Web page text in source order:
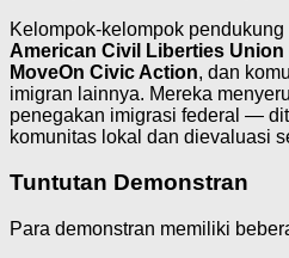
Kelompok-kelompok
American Civil Liberties Union
MoveOn Civic Action, dan
imigran lainnya. Mereka
penegakan imigrasi federal —
komunitas lokal dan dievaluasi
Tuntutan Demonstran
Para demonstran memiliki